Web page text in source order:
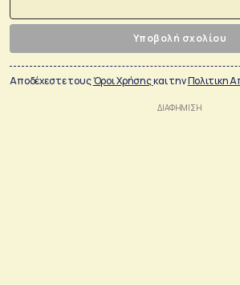
Υποβολή σχολίου
Αποδέχεστε τουςΌροι Χρήσηςκαι τηνΠολιτικη